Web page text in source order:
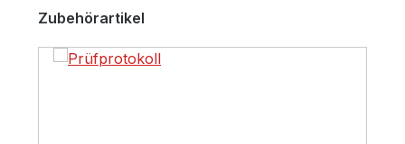
Produktgalerie überspringen
Zubehörartikel